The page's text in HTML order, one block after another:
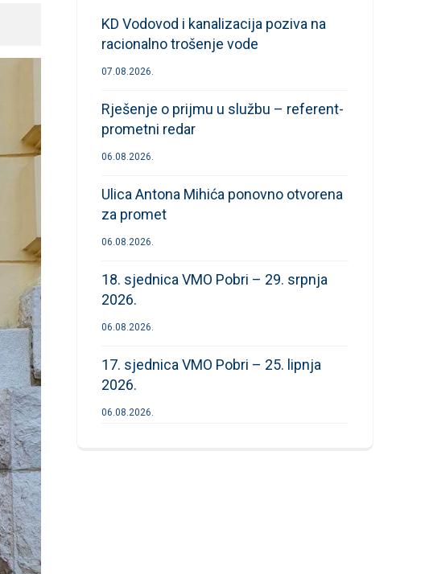
KD Vodovod i kanalizacija poziva na
racionalno trošenje vode
07.08.2026.
Rješenje o prijmu u službu – referent-
prometni redar
06.08.2026.
Ulica Antona Mihića ponovno otvorena
za promet
06.08.2026.
18. sjednica VMO Pobri – 29. srpnja
2026.
06.08.2026.
17. sjednica VMO Pobri – 25. lipnja
2026.
06.08.2026.